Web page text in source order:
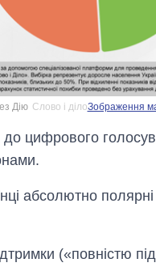
Дію Слово і ділоЗображення
до цифрового
абсолютно
(«повністю